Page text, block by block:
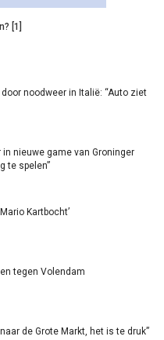
[1]
noodweer in Italië: “Auto ziet
nieuwe game van Groninger
te spelen”
Kartbocht’
tegen Volendam
de Grote Markt, het is te druk”